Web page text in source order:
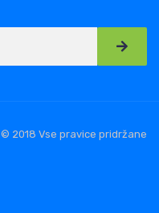
© 2018 Vse pravice pridržane